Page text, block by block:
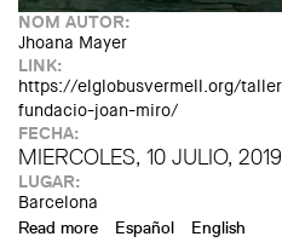
NOM AUTOR:
Jhoana Mayer
LINK:
https://elglobusvermell.org/
fundacio-joan-miro/
FECHA:
MIERCOLES, 10 JULIO,
LUGAR:
Barcelona
Read more about Taller "La ciutat
Español English